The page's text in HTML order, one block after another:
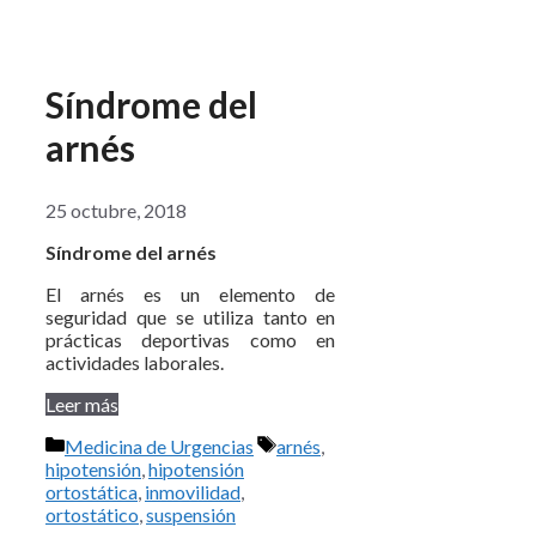
Síndrome del
arnés
25 octubre, 2018
Síndrome del arnés
El arnés es un elemento de
seguridad que se utiliza tanto en
prácticas deportivas como en
actividades laborales.
Leer más
Categorías
Medicina de Urgencias Etiquetas
arnés
hipotensión hipotensión
ortostática inmovilidad
ortostático suspensión